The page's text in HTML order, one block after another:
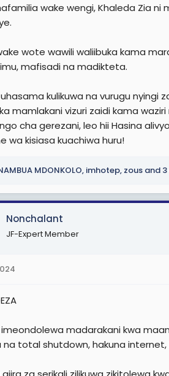
wake wengi, Khaleda Zia ni
wote wawili waliibuka kama
mafisadi na madikteta.
uhasama kulikuwa na vurugu nyingi
mamlakani vizuri zaidi kama
cha gerezani, leo hii Hasina
wa kisiasa kuachiwa huru!
MDONKOLO, imhotep, zous and
Nonchalant
JF-Expert Member
imeondolewa madarakani kwa
na total shutdown, hakuna internet,